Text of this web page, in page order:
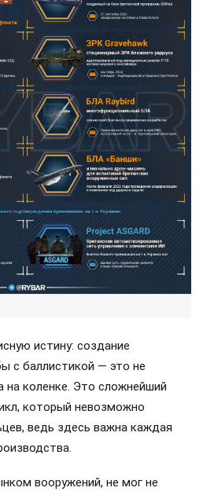
истину: создание
с баллистикой — это не
на коленке. Это сложнейший
который невозможно
ведь здесь важна каждая
вооружений, не мог не